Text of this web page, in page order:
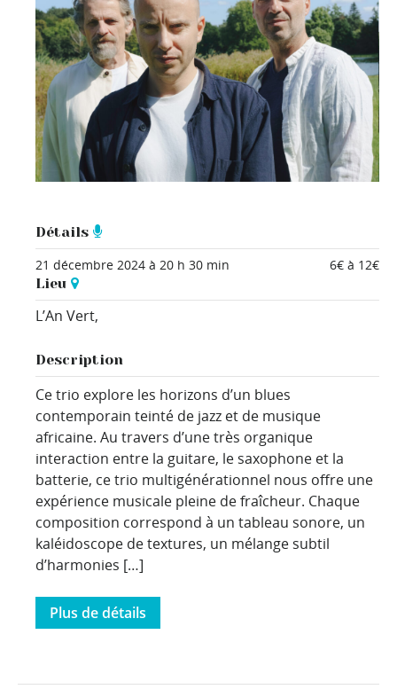
Détails
21 décembre 2024 à 20 h 30 min
6€ à 12€
Lieu
L’An Vert,
Description
Ce trio explore les horizons d’un blues
contemporain teinté de jazz et de musique
africaine. Au travers d’une très organique
interaction entre la guitare, le saxophone et la
batterie, ce trio multigénérationnel nous offre une
expérience musicale pleine de fraîcheur. Chaque
composition correspond à un tableau sonore, un
kaléidoscope de textures, un mélange subtil
d’harmonies […]
Plus de détails